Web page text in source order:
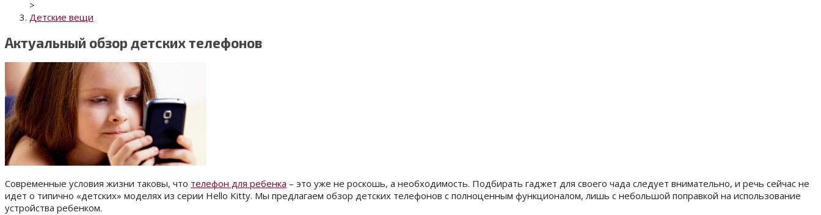
>
Детские вещи
Актуальный обзор детских телефонов
Современные условия жизни таковы, что телефон для ребенка – это уже не роскошь, а необходимость. Подбирать гаджет для своего чада следует внимательно, и речь сейчас не
идет о типично «детских» моделях из серии Hello Kitty. Мы предлагаем обзор детских телефонов с полноценным функционалом, лишь с небольшой поправкой на использование
устройства ребенком.